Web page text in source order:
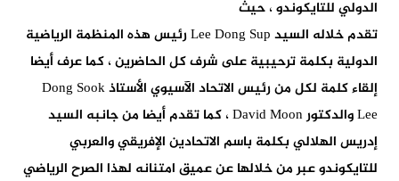
الدولي للتايكوندو ، حيث
تقدم خلاله السيد Lee Dong Sup رئيس هذه المنظمة الرياضية
الدولية بكلمة ترحيبية على شرف كل الحاضرين ، كما عرف أيضا
إلقاء كلمة لكل من رئيس الاتحاد الآسيوي الأستاذ Dong Sook
Lee والدكتور David Moon ، كما تقدم أيضا من جانبه السيد
إدريس الهلالي بكلمة باسم الاتحادين الإفريقي والعربي
للتايكوندو عبر من خلالها عن عميق امتنانه لهذا الصرح الرياضي